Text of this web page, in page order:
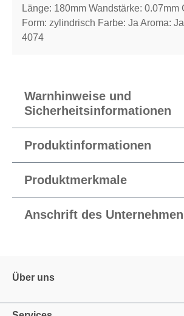
Länge: 180mm Wandstärke: 0.07mm
Form: zylindrisch Farbe: Ja Aroma:
4074
Warnhinweise und
Sicherheitsinformationen
Produktinformationen
Produktmerkmale
Anschrift des
Über uns